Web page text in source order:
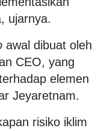
ujarnya.
awal dibuat oleh
CEO, yang
elemen
Jeyaretnam.
risiko iklim